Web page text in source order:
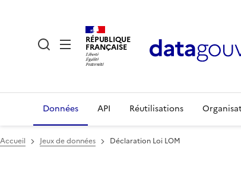
RÉPUBLIQUE
FRANÇAISE
Données API Réutilisations
Accueil Jeux de données Déclaration Loi LOM